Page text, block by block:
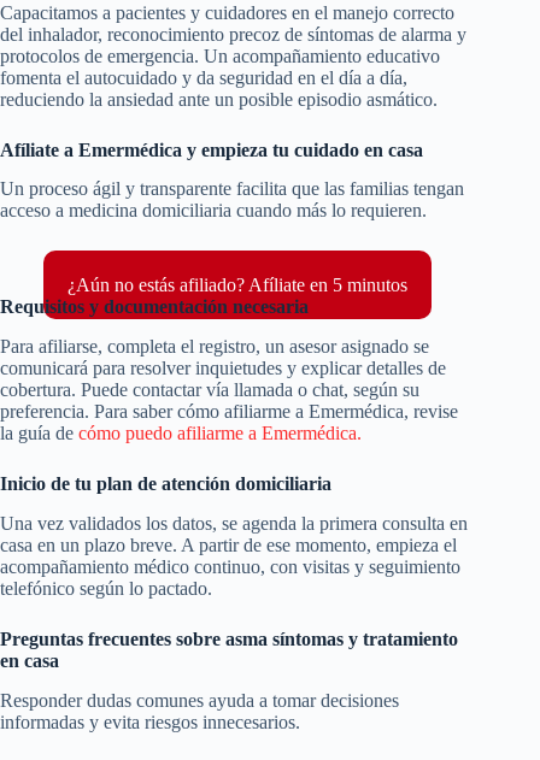
Capacitamos a pacientes y cuidadores en el manejo correcto
del inhalador, reconocimiento precoz de síntomas de alarma y
protocolos de emergencia. Un acompañamiento educativo
fomenta el autocuidado y da seguridad en el día a día,
reduciendo la ansiedad ante un posible episodio asmático.
Afíliate a Emermédica y empieza tu cuidado en casa
Un proceso ágil y transparente facilita que las familias tengan
acceso a medicina domiciliaria cuando más lo requieren.
¿Aún no estás afiliado? Afíliate en 5 minutos
Requisitos y documentación necesaria
Para afiliarse, completa el registro, un asesor asignado se
comunicará para resolver inquietudes y explicar detalles de
cobertura. Puede contactar vía llamada o chat, según su
preferencia. Para saber cómo afiliarme a Emermédica, revise
la guía de cómo puedo afiliarme a Emermédica.
Inicio de tu plan de atención domiciliaria
Una vez validados los datos, se agenda la primera consulta en
casa en un plazo breve. A partir de ese momento, empieza el
acompañamiento médico continuo, con visitas y seguimiento
telefónico según lo pactado.
Preguntas frecuentes sobre asma síntomas y tratamiento
en casa
Responder dudas comunes ayuda a tomar decisiones
informadas y evita riesgos innecesarios.